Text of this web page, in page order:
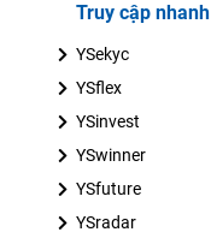
Truy cập nhanh
YSekyc
YSflex
YSinvest
YSwinner
YSfuture
YSradar